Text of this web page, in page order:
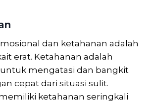
dan ketahanan adalah
erat. Ketahanan adalah
mengatasi dan bangkit
cepat dari situasi sulit.
ketahanan seringkali